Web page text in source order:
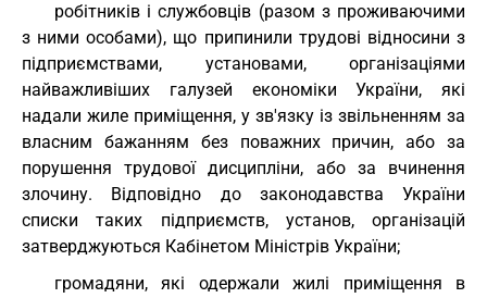
робітників і службовців (разом з проживаючими
з ними особами), що припинили трудові відносини з
підприємствами, установами, організаціями
найважливіших галузей економіки України, які
надали жиле приміщення, у зв'язку із звільненням за
власним бажанням без поважних причин, або за
порушення трудової дисципліни, або за вчинення
злочину. Відповідно до законодавства України
списки таких підприємств, установ, організацій
затверджуються Кабінетом Міністрів України;
громадяни, які одержали жилі приміщення в